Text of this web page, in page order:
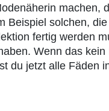
Beispiel solchen,
fertig werden
Wenn das
du jetzt alle Fäden